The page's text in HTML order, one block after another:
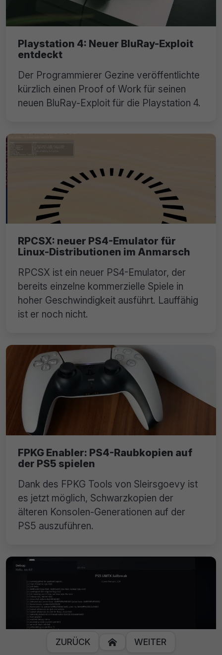
Playstation 4: Neuer BluRay-Exploit
entdeckt
Der Programmierer Gezine veröffentlichte
kürzlich einen Proof of Work für seinen
neuen BluRay-Exploit für die Playstation 4.
RPCSX: neuer PS4-Emulator für
Linux-Distributionen im Anmarsch
RPCSX ist ein neuer PS4-Emulator, der
bereits einzelne kommerzielle Spiele in
hoher Geschwindigkeit ausführt. Lauffähig
ist er noch nicht.
FPKG Enabler: PS4-Raubkopien auf
der PS5 spielen
Dank des FPKG Tools von Sleirsgoevy ist
es jetzt möglich, Schwarzkopien der
älteren Konsolen-Generationen auf der
PS5 auszuführen.
ZURÜCK  WEITER